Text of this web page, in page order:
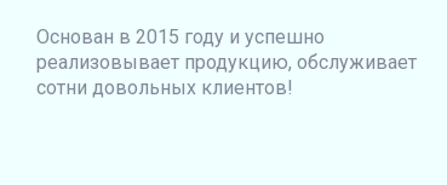
Основан в 2015 году и успешно
реализовывает продукцию, обслуживает
сотни довольных клиентов!